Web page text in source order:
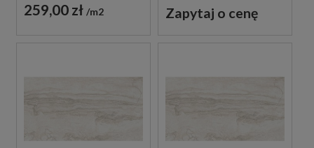
259,00 zł m2 Zapytaj o cenę